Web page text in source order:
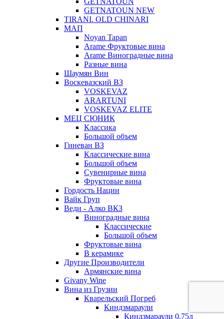
GETNATOUN NEW
TIRANI. OLD CHINARI
МАП
Noyan Tapan
Arame Фруктовые вина
Arame Виноградные вина
Разные вина
Шаумян Вин
Воскевазский ВЗ
VOSKEVAZ
ARARTUNI
VOSKEVAZ ELITE
МЕЦ СЮНИК
Классика
Большой объем
Гиневан ВЗ
Классические вина
Большой объем
Сувенирные вина
Фруктовые вина
Гордость Нации
Вайк Груп
Веди - Алко ВКЗ
Виноградные вина
Классические
Большой объем
Фруктовые вина
В керамике
Другие Производители
Армянские вина
Givany Wine
Вина из Грузии
Кварельский Погреб
Киндзмараули
Киндзмараули 0,75л